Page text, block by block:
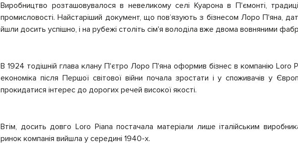
Виробництво розташовувалося в невеликому селі Куарона в П'ємонті,
промисловості. Найстаріший документ, що пов’язують з бізнесом Лоро П'яна,
йшли досить успішно, і на рубежі століть сім'я володіла вже двома вовняними
В 1924 тодішній глава клану П'єтро Лоро П'яна оформив бізнес в компанію Loro
економіка після Першої світової війни почала зростати і у споживачів у
прокидатися інтерес до дорогих речей високої якості.
Втім, досить довго Loro Piana постачала матеріали лише італійським
ринок компанія вийшла у середині 1940-х.